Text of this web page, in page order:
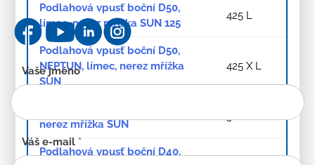
Podlahová vpusť boční D50,
límec, nerez mřížka SUN 125
425 L
Podlahová vpusť boční D50,
NEPTUN, límec, nerez mřížka
SUN
425 X L
nerez mřížka SUN
382 A
Podlahová vpusť boční D40,
382 B
Kontaktní
formulář
-
CZ
Vaše jméno
Váš e-mail *